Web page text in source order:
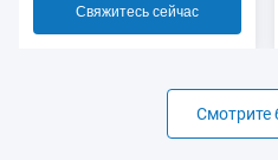
классСвяжитесь сейчас
Смотрите